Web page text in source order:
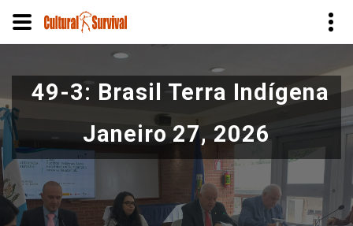
para
o
conteúdo
principal
49-3: Brasil Terra Indígena
Janeiro 27, 2026